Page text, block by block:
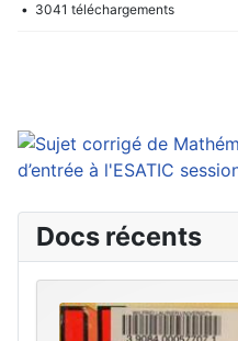
3041 téléchargements
Docs récents